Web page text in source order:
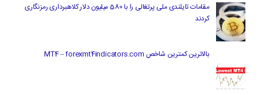
مقامات تایلندی ملی پرتغالی را با 580 میلیون دلار کلاهبرداری رمزنگاری
کردند
بالاترین کمترین شاخص MT4 – forexmt4indicators.com